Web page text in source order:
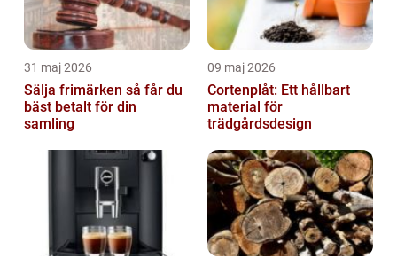
31 maj 2026
Sälja frimärken så får du
bäst betalt för din
samling
09 maj 2026
Cortenplåt: Ett hållbart
material för
trädgårdsdesign